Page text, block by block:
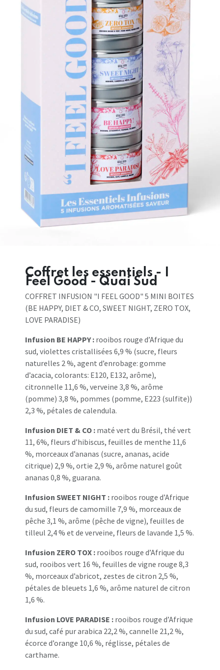
Coffret les essentiels - I
Feel Good - Quai Sud
COFFRET INFUSION "I FEEL GOOD" 5 MINI BOITES
(BE HAPPY, DIET & CO, SWEET NIGHT, ZERO TOX,
LOVE PARADISE)
Infusion BE HAPPY : rooibos rouge d’Afrique du
sud, violettes cristallisées 6,9 % (sucre, fleurs
naturelles 2 %, agent d’enrobage: gomme
d’acacia, colorants: E120, E132, arôme),
citronnelle 11,6 %, verveine 3,8 %, arôme
(pomme) 3,8 %, pommes (pomme, E223 (sulfite))
2,3 %, pétales de calendula.
Infusion DIET & CO : maté vert du Brésil, thé vert
11, 6%, fleurs d’hibiscus, feuilles de menthe 11,6
%, morceaux d’ananas (sucre, ananas, acide
citrique) 2,9 %, ortie 2,9 %, arôme naturel goût
ananas 0,8 %, guarana.
Infusion SWEET NIGHT : rooibos rouge d’Afrique
du sud, fleurs de camomille 7,9 %, morceaux de
pêche 3,1 %, arôme (pêche de vigne), feuilles de
tilleul 2,4 % et de verveine, fleurs de lavande 1,5 %.
Infusion ZERO TOX :rooibos rouge d’Afrique du
sud, rooibos vert 16 %, feuilles de vigne rouge 8,3
%, morceaux d’abricot, zestes de citron 2,5 %,
pétales de bleuets 1,6 %, arôme naturel de citron
1,6 %.
Infusion LOVE PARADISE :rooibos rouge d’Afrique
du sud, café pur arabica 22,2 %, cannelle 21,2 %,
écorce d’orange 10,6 %, réglisse, pétales de
carthame.